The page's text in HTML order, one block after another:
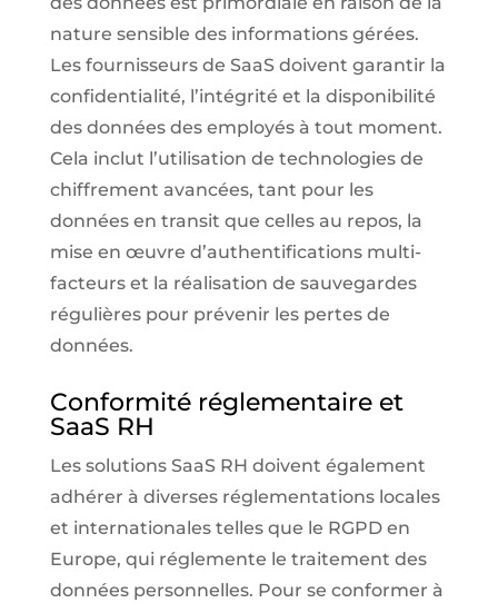
nature sensible des informations gérées.
Les fournisseurs de SaaS doivent garantir la
confidentialité, l’intégrité et la disponibilité
des données des employés à tout moment.
Cela inclut l’utilisation de technologies de
chiffrement avancées, tant pour les
données en transit que celles au repos, la
mise en œuvre d’authentifications multi-
facteurs et la réalisation de sauvegardes
régulières pour prévenir les pertes de
données.
Conformité réglementaire et
SaaS RH
Les solutions SaaS RH doivent également
adhérer à diverses réglementations locales
et internationales telles que le RGPD en
Europe, qui réglemente le traitement des
données personnelles. Pour se conformer à